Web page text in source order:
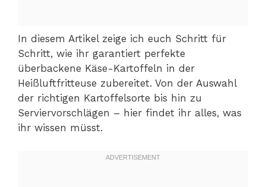
In diesem Artikel zeige ich euch Schritt für
Schritt, wie ihr garantiert perfekte
überbackene Käse-Kartoffeln in der
Heißluftfritteuse zubereitet. Von der Auswahl
der richtigen Kartoffelsorte bis hin zu
Serviervorschlägen – hier findet ihr alles, was
ihr wissen müsst.